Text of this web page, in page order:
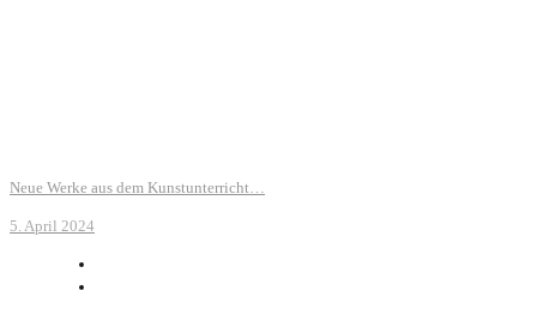
Neue Werke aus dem Kunstunterricht…
5. April 2024